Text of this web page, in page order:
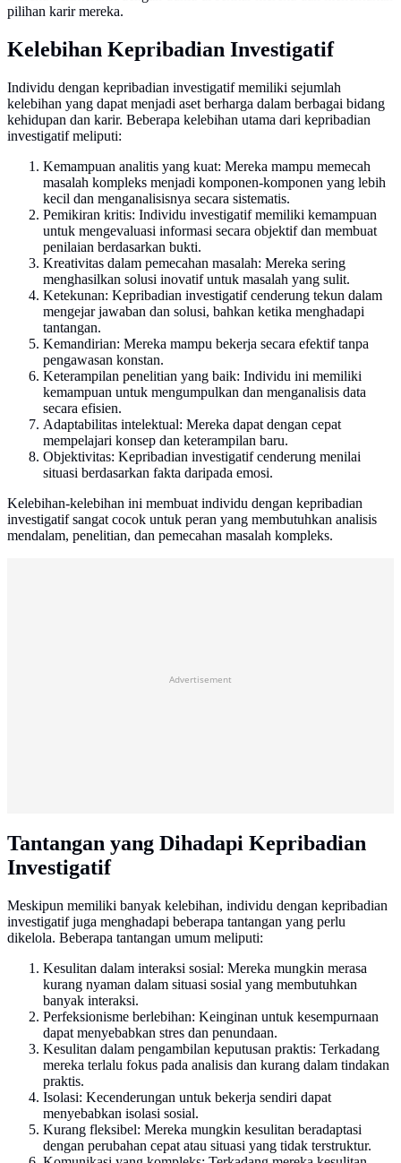
pilihan karir mereka.
Kelebihan Kepribadian Investigatif
Individu dengan kepribadian investigatif memiliki sejumlah
kelebihan yang dapat menjadi aset berharga dalam berbagai bidang
kehidupan dan karir. Beberapa kelebihan utama dari kepribadian
investigatif meliputi:
Kemampuan analitis yang kuat: Mereka mampu memecah
masalah kompleks menjadi komponen-komponen yang lebih
kecil dan menganalisisnya secara sistematis.
Pemikiran kritis: Individu investigatif memiliki kemampuan
untuk mengevaluasi informasi secara objektif dan membuat
penilaian berdasarkan bukti.
Kreativitas dalam pemecahan masalah: Mereka sering
menghasilkan solusi inovatif untuk masalah yang sulit.
Ketekunan: Kepribadian investigatif cenderung tekun dalam
mengejar jawaban dan solusi, bahkan ketika menghadapi
tantangan.
Kemandirian: Mereka mampu bekerja secara efektif tanpa
pengawasan konstan.
Keterampilan penelitian yang baik: Individu ini memiliki
kemampuan untuk mengumpulkan dan menganalisis data
secara efisien.
Adaptabilitas intelektual: Mereka dapat dengan cepat
mempelajari konsep dan keterampilan baru.
Objektivitas: Kepribadian investigatif cenderung menilai
situasi berdasarkan fakta daripada emosi.
Kelebihan-kelebihan ini membuat individu dengan kepribadian
investigatif sangat cocok untuk peran yang membutuhkan analisis
mendalam, penelitian, dan pemecahan masalah kompleks.
Advertisement
Tantangan yang Dihadapi Kepribadian
Investigatif
Meskipun memiliki banyak kelebihan, individu dengan kepribadian
investigatif juga menghadapi beberapa tantangan yang perlu
dikelola. Beberapa tantangan umum meliputi:
Kesulitan dalam interaksi sosial: Mereka mungkin merasa
kurang nyaman dalam situasi sosial yang membutuhkan
banyak interaksi.
Perfeksionisme berlebihan: Keinginan untuk kesempurnaan
dapat menyebabkan stres dan penundaan.
Kesulitan dalam pengambilan keputusan praktis: Terkadang
mereka terlalu fokus pada analisis dan kurang dalam tindakan
praktis.
Isolasi: Kecenderungan untuk bekerja sendiri dapat
menyebabkan isolasi sosial.
Kurang fleksibel: Mereka mungkin kesulitan beradaptasi
dengan perubahan cepat atau situasi yang tidak terstruktur.